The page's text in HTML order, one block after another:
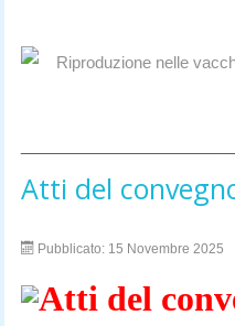
Riproduzione nelle
Atti del
Pubblicato: 15 Novembre 2025
Atti del